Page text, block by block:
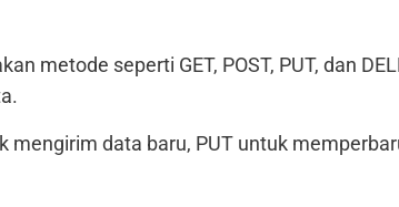
metode seperti GET, POST, PUT, dan
mengirim data baru, PUT untuk